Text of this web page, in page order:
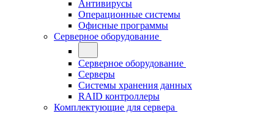
Антивирусы
Операционные системы
Офисные программы
Серверное оборудование
Серверное оборудование
Серверы
Системы хранения данных
RAID контроллеры
Комплектующие для сервера